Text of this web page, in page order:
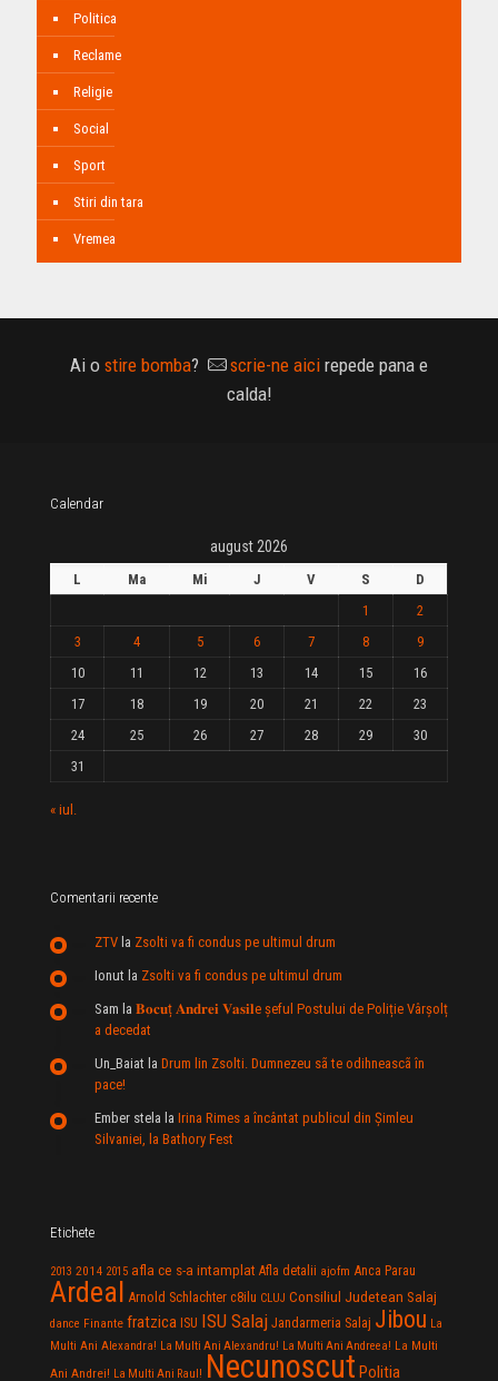
Politica
Reclame
Religie
Social
Sport
Stiri din tara
Vremea
Ai o stire bomba? scrie-ne aici repede pana e
calda!
Calendar
august 2026
L Ma Mi J V S
D
1
2
3
4 5 6 7 8
9
10
11 12 13 14 15
16
17
18 19 20 21 22
23
24
25 26 27 28 29
30
31
« iul.
Comentarii recente
ZTV la Zsolti va fi condus pe ultimul drum
Ionut la Zsolti va fi condus pe ultimul drum
Sam la 𝐁𝐨𝐜𝐮ț 𝐀𝐧𝐝𝐫𝐞𝐢 𝐕𝐚𝐬𝐢𝐥e şeful Postului de Poliție Vârșolț
a decedat
Un_Baiat la Drum lin Zsolti. Dumnezeu sã te odihneascã în
pace!
Ember stela la Irina Rimes a încântat publicul din Şimleu
Silvaniei, la Bathory Fest
Etichete
2013 2014 2015 afla ce s-a intamplat Afla detalii ajofm Anca Parau
Ardeal Arnold Schlachter c8ilu CLUJ Consiliul Judetean Salaj
dance Finante fratzica ISU ISU Salaj Jandarmeria Salaj Jibou La
Multi Ani Alexandra! La Multi Ani Alexandru! La Multi Ani Andreea! La Multi
Ani Andrei! La Multi Ani Raul! Necunoscut Politia